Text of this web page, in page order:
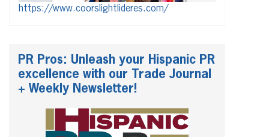
https://www.coorslightlideres.com/
PR Pros: Unleash your Hispanic PR
excellence with our Trade Journal
+ Weekly Newsletter!